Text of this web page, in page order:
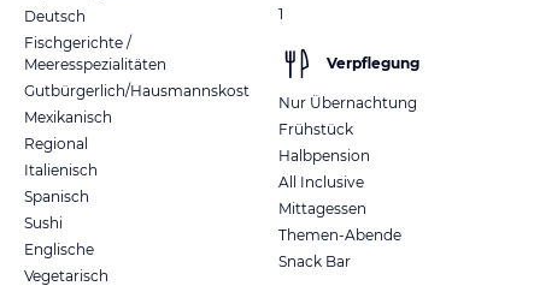
Deutsch
Fischgerichte /
Meeresspezialitäten
Gutbürgerlich/Hausmannskost
Mexikanisch
Regional
Italienisch
Spanisch
Sushi
Englische
Vegetarisch
1
Verpflegung
Nur Übernachtung
Frühstück
Halbpension
All Inclusive
Mittagessen
Themen-Abende
Snack Bar